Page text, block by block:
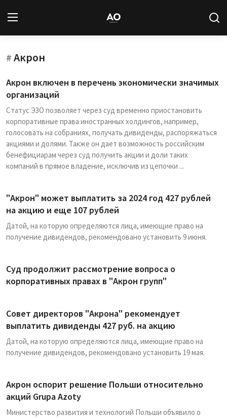
Вход
Новости
Статьи
Авторы
Архив
Подписка
# Акрон
Акрон включен в перечень экономически значимых
организаций
Статус ЭЗО позволяет через суд временно приостановить
корпоративные права иностранных холдингов, например,
голосовать на собраниях, получать дивиденды, распоряжаться
акциями и долями. Также он дает возможность российским
бенефициарам через суд получить акции и доли таких
компаний в прямое владение, исключив из цепочки ...
"Акрон" может выплатить за 2024 год 427 рублей
на акцию и еще 107 рублей
Датой, на которую определяются лица, имеющие право на
получение дивидендов, рекомендовано установить 9 июня.
Суд продолжит рассмотрение вопроса о
корпоративных правах в "Акрон групп"
Совет директоров "Акрона" рекомендует
выплатить дивиденды 427 руб. на акцию
Датой, на которую определяются лица, имеющие право на
получение дивидендов, рекомендовано установить 19 мая.
Акрон оспорит решение Польши относительно
акций Grupa Azoty
Министерство развития и технологий Польши объявило о